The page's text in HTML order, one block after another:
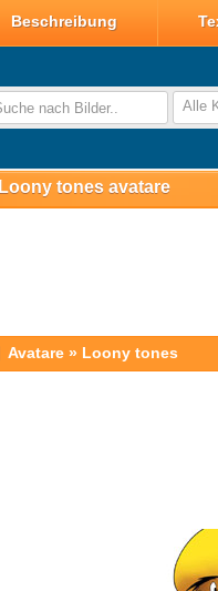
Beschreibung
Alle
Loony tones avatare
Avatare » Loony tones